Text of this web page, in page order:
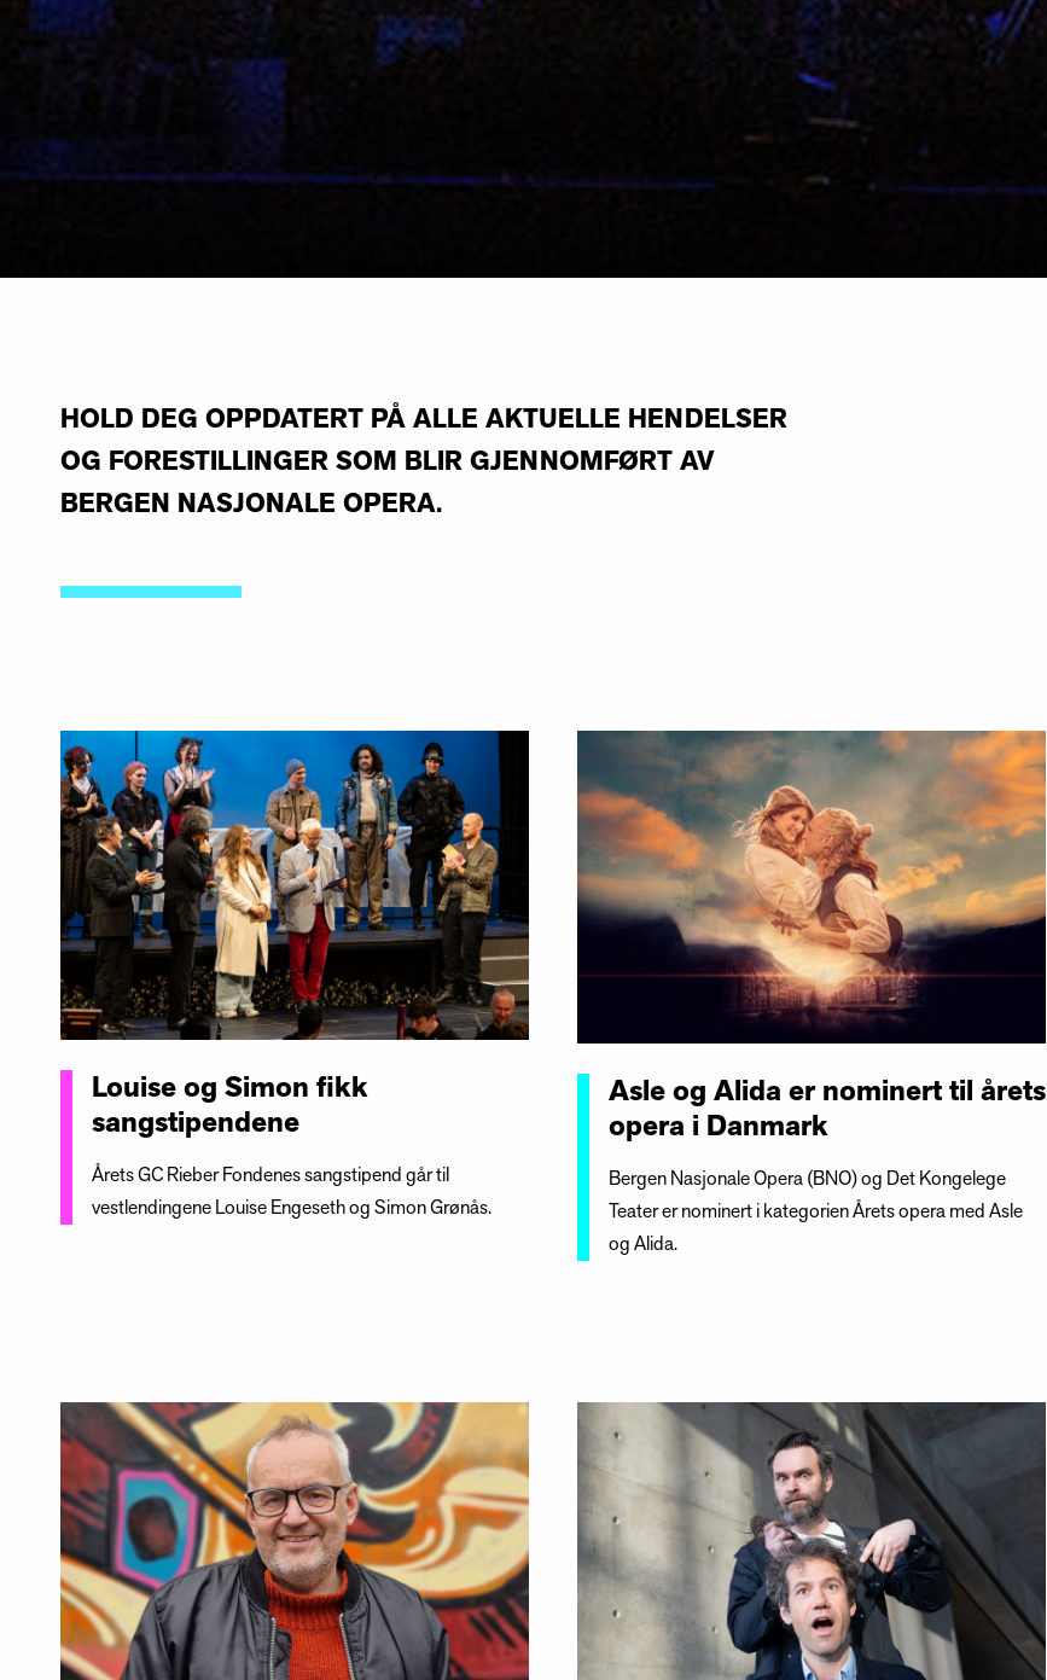
HOLD DEG OPPDATERT PÅ ALLE AKTUELLE HENDELSER
OG FORESTILLINGER SOM BLIR GJENNOMFØRT AV
BERGEN NASJONALE OPERA.
Louise og Simon fikk
sangstipendene
Årets GC Rieber Fondenes sangstipend går til
vestlendingene Louise Engeseth og Simon Grønås.
Asle og Alida er nominert til årets
opera i Danmark
Bergen Nasjonale Opera (BNO) og Det Kongelege
Teater er nominert i kategorien Årets opera med Asle
og Alida.